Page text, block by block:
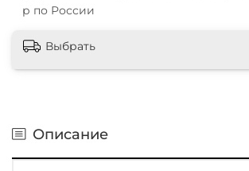
р по России
Выбрать
Описание